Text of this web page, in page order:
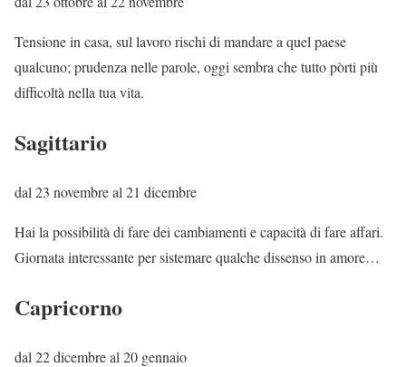
Tensione in casa, sul lavoro rischi di mandare a quel paese
qualcuno; prudenza nelle parole, oggi sembra che tutto pòrti più
difficoltà nella tua vita.
Sagittario
dal 23 novembre al 21 dicembre
Hai la possibilità di fare dei cambiamenti e capacità di fare affari.
Giornata interessante per sistemare qualche dissenso in amore…
Capricorno
dal 22 dicembre al 20 gennaio